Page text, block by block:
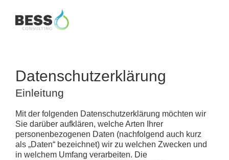
Hauptnavigation
springen
main
Datenschutzerklärung
Einleitung
Mit der folgenden Datenschutzerklärung möchten wir
Sie darüber aufklären, welche Arten Ihrer
personenbezogenen Daten (nachfolgend auch kurz
als „Daten“ bezeichnet) wir zu welchen Zwecken und
in welchem Umfang verarbeiten. Die